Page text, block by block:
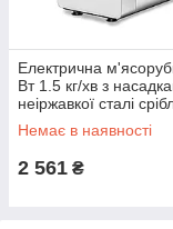
Електрична
Вт 1.5 кг/хв з
неіржавкої сталі
SK-6001
Немає в наявності
2 561 ₴